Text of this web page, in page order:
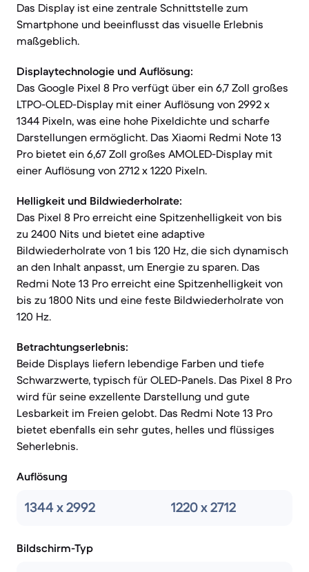
Das Display ist eine zentrale Schnittstelle zum
Smartphone und beeinflusst das visuelle Erlebnis
maßgeblich.
Displaytechnologie und Auflösung:
Das Google Pixel 8 Pro verfügt über ein 6,7 Zoll großes
LTPO-OLED-Display mit einer Auflösung von 2992 x
1344 Pixeln, was eine hohe Pixeldichte und scharfe
Darstellungen ermöglicht. Das Xiaomi Redmi Note 13
Pro bietet ein 6,67 Zoll großes AMOLED-Display mit
einer Auflösung von 2712 x 1220 Pixeln.
Helligkeit und Bildwiederholrate:
Das Pixel 8 Pro erreicht eine Spitzenhelligkeit von bis
zu 2400 Nits und bietet eine adaptive
Bildwiederholrate von 1 bis 120 Hz, die sich dynamisch
an den Inhalt anpasst, um Energie zu sparen. Das
Redmi Note 13 Pro erreicht eine Spitzenhelligkeit von
bis zu 1800 Nits und eine feste Bildwiederholrate von
120 Hz.
Betrachtungserlebnis:
Beide Displays liefern lebendige Farben und tiefe
Schwarzwerte, typisch für OLED-Panels. Das Pixel 8 Pro
wird für seine exzellente Darstellung und gute
Lesbarkeit im Freien gelobt. Das Redmi Note 13 Pro
bietet ebenfalls ein sehr gutes, helles und flüssiges
Seherlebnis.
Auflösung
1344 x 2992 1220 x 2712
Bildschirm-Typ